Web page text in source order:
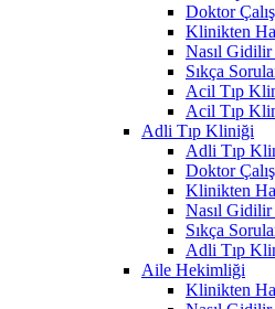
Doktor
Klinikten
Nasıl Gidilir
Sıkça
Acil Tıp
Acil Tıp
Adli Tıp Kliniği
Adli Tıp
Doktor
Klinikten
Nasıl Gidilir
Sıkça
Adli Tıp
Aile Hekimliği
Klinikten